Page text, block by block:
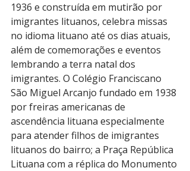
1936 e construída em mutirão por
imigrantes lituanos, celebra missas
no idioma lituano até os dias atuais,
além de comemorações e eventos
lembrando a terra natal dos
imigrantes. O Colégio Franciscano
São Miguel Arcanjo fundado em 1938
por freiras americanas de
ascendência lituana especialmente
para atender filhos de imigrantes
lituanos do bairro; a Praça República
Lituana com a réplica do Monumento